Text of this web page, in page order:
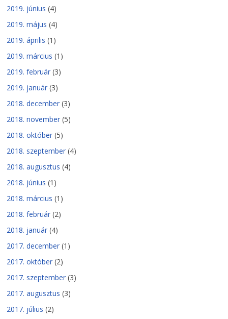
2019. június (4)
2019. május (4)
2019. április (1)
2019. március (1)
2019. február (3)
2019. január (3)
2018. december (3)
2018. november (5)
2018. október (5)
2018. szeptember (4)
2018. augusztus (4)
2018. június (1)
2018. március (1)
2018. február (2)
2018. január (4)
2017. december (1)
2017. október (2)
2017. szeptember (3)
2017. augusztus (3)
2017. július (2)